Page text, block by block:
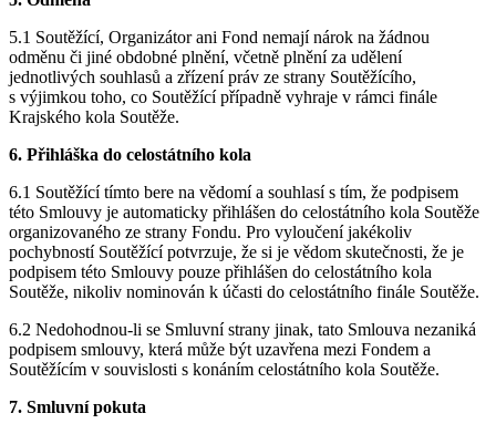
5.1 Soutěžící, Organizátor ani Fond nemají nárok na žádnou
odměnu či jiné obdobné plnění, včetně plnění za udělení
jednotlivých souhlasů a zřízení práv ze strany Soutěžícího,
s výjimkou toho, co Soutěžící případně vyhraje v rámci finále
Krajského kola Soutěže.
6. Přihláška do celostátního kola
6.1 Soutěžící tímto bere na vědomí a souhlasí s tím, že podpisem
této Smlouvy je automaticky přihlášen do celostátního kola Soutěže
organizovaného ze strany Fondu. Pro vyloučení jakékoliv
pochybností Soutěžící potvrzuje, že si je vědom skutečnosti, že je
podpisem této Smlouvy pouze přihlášen do celostátního kola
Soutěže, nikoliv nominován k účasti do celostátního finále Soutěže.
6.2 Nedohodnou-li se Smluvní strany jinak, tato Smlouva nezaniká
podpisem smlouvy, která může být uzavřena mezi Fondem a
Soutěžícím v souvislosti s konáním celostátního kola Soutěže.
7. Smluvní pokuta